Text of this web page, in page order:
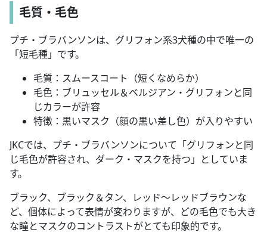
毛質・毛色
プチ・ブラバンソンは、グリフォン系3犬種の中で唯一の
「短毛種」です。
毛質：スムースコート（短くなめらか）
毛色：ブリュッセル＆ベルジアン・グリフォンと同
じカラーが許容
特徴：黒いマスク（顔の黒い差し色）が入りやすい
JKCでは、プチ・ブラバンソンについて「グリフォンと同
じ毛色が許容され、ダーク・マスクを持つ」としていま
す。
ブラック、ブラック＆タン、レッド〜レッドブラウンな
ど、個体によって表情が変わりますが、どの毛色でも大き
な瞳とマスクのコントラストがとても印象的です。